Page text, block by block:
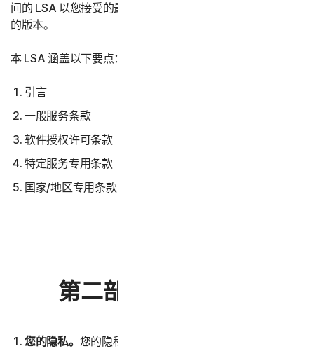
间的 LSA 以您接受的最新版本为准，并取代并替换所有先前
的版本。
本 LSA 涵盖以下要点：
引言
一般服务条款
软件授权许可条款
特定服务专用条款
国家/地区专用条款
第二部分 - 一般条款
您的隐私。 您的隐私对我们至关重要。请阅读《诺顿卫复